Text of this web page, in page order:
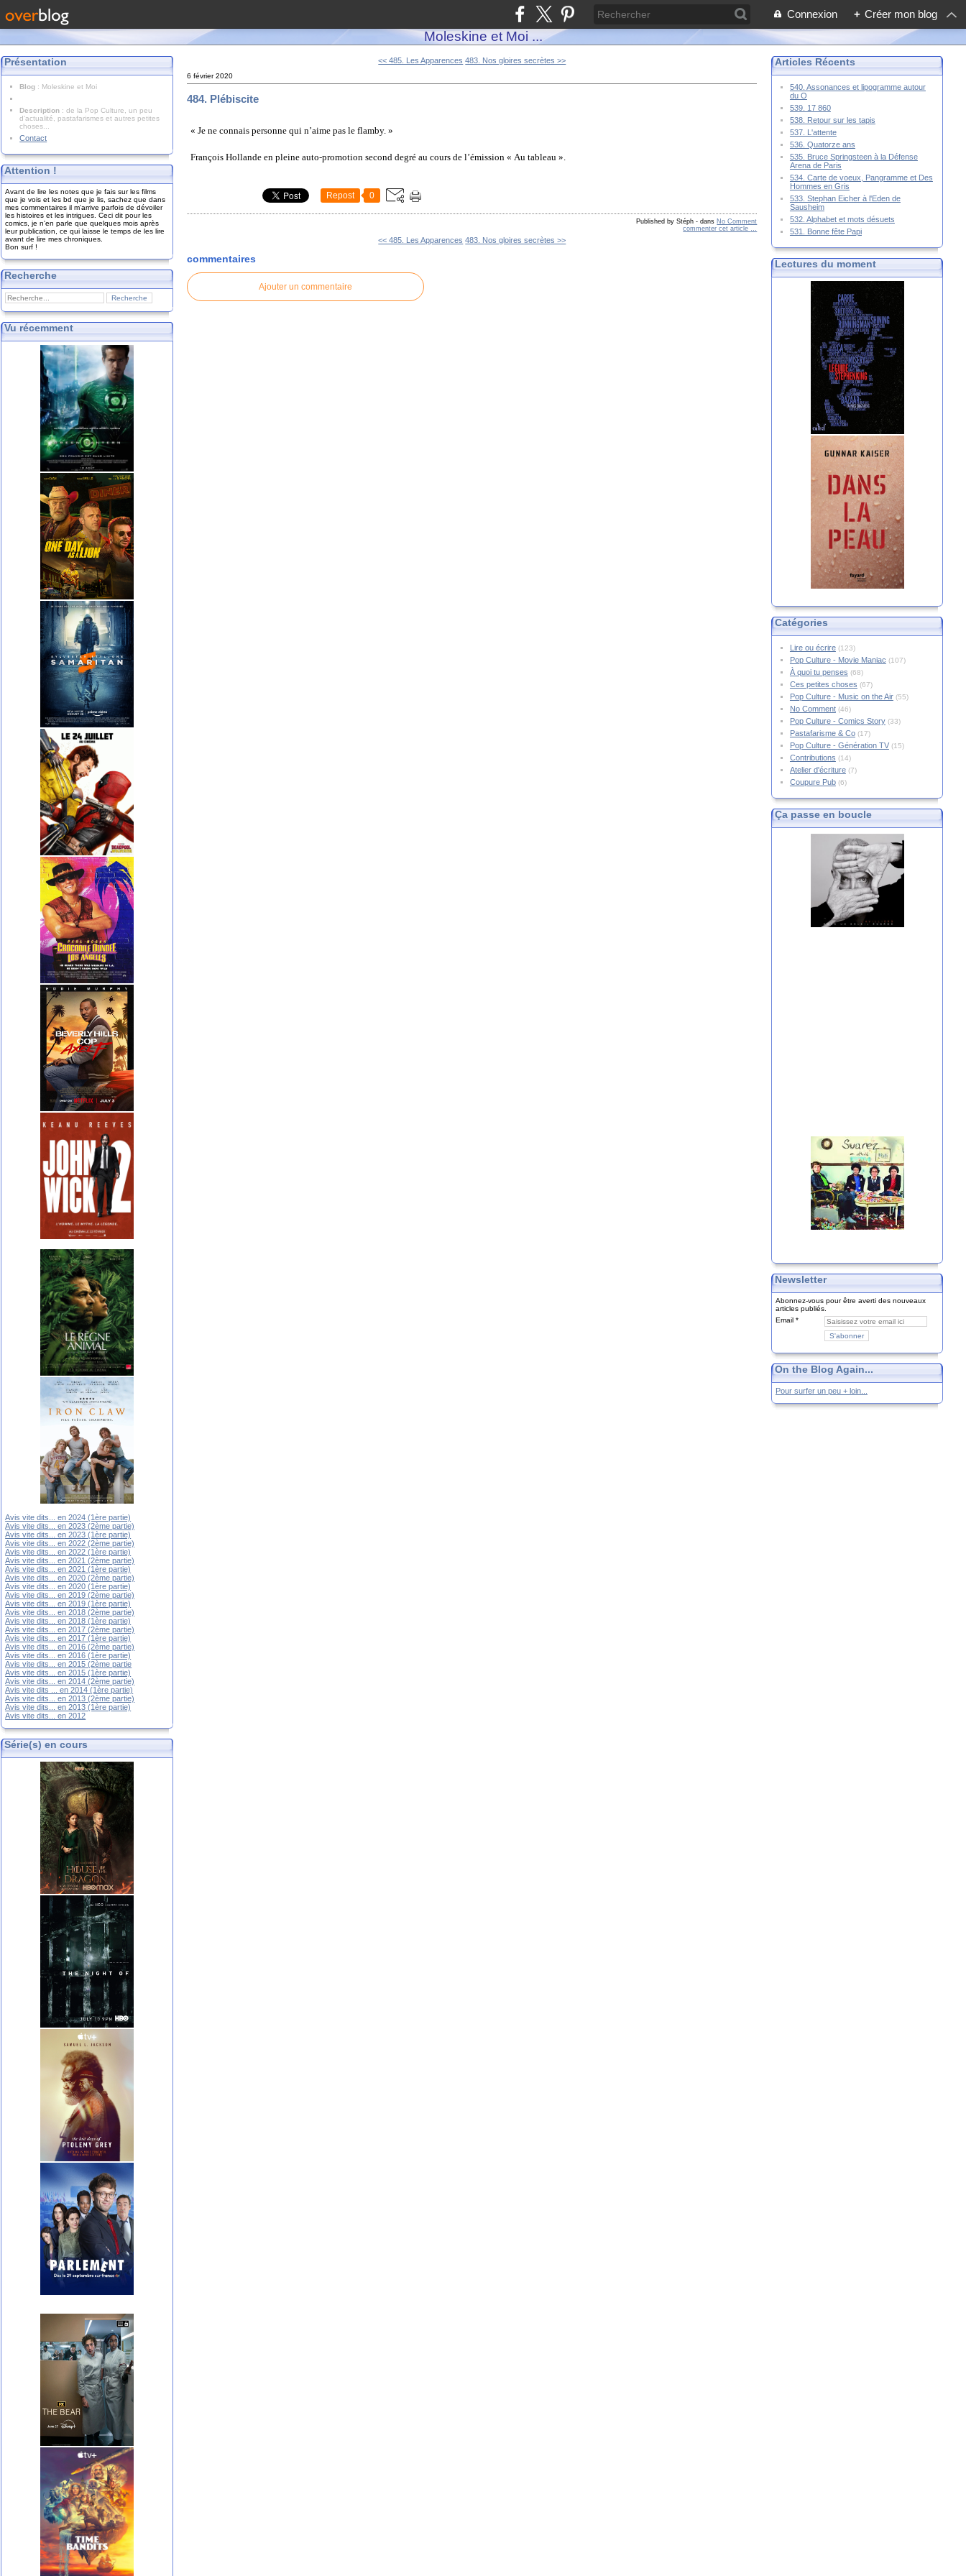
Connexion + Créer mon blog
Moleskine et Moi ...
Présentation
Blog : Moleskine et Moi
Description : de la Pop Culture, un peu
d'actualité, pastafarismes et autres petites
choses...
Contact
Attention !
Avant de lire les notes que je fais sur les films
que je vois et les bd que je lis, sachez que dans
mes commentaires il m'arrive parfois de dévoiler
les histoires et les intrigues. Ceci dit pour les
comics, je n'en parle que quelques mois après
leur publication, ce qui laisse le temps de les lire
avant de lire mes chroniques.
Bon surf !
Recherche
Vu récemment
Avis vite dits... en 2024 (1ère partie)
Avis vite dits... en 2023 (2ème partie)
Avis vite dits... en 2023 (1ère partie)
Avis vite dits... en 2022 (2ème partie)
Avis vite dits... en 2022 (1ère partie)
Avis vite dits... en 2021 (2ème partie)
Avis vite dits... en 2021 (1ère partie)
Avis vite dits... en 2020 (2ème partie)
Avis vite dits... en 2020 (1ère partie)
Avis vite dits... en 2019 (2ème partie)
Avis vite dits... en 2019 (1ère partie)
Avis vite dits... en 2018 (2ème partie)
Avis vite dits... en 2018 (1ère partie)
Avis vite dits... en 2017 (2ème partie)
Avis vite dits... en 2017 (1ère partie)
Avis vite dits... en 2016 (2ème partie)
Avis vite dits... en 2016 (1ère partie)
Avis vite dits... en 2015 (2ème partie
Avis vite dits... en 2015 (1ère partie)
Avis vite dits... en 2014 (2ème partie)
Avis vite dits ... en 2014 (1ère partie)
Avis vite dits... en 2013 (2ème partie)
Avis vite dits... en 2013 (1ère partie)
Avis vite dits... en 2012
Série(s) en cours
<< 485. Les Apparences 483. Nos gloires secrètes >>
6 février 2020
484. Plébiscite
« Je ne connais personne qui n’aime pas le flamby. »
François Hollande en pleine auto-promotion second degré au cours de l’émission « Au tableau ».
Repost 0
Published by Stéph - dans No Comment
commenter cet article …
<< 485. Les Apparences 483. Nos gloires secrètes >>
commentaires
Ajouter un commentaire
Articles Récents
540. Assonances et lipogramme autour
du O
539. 17 860
538. Retour sur les tapis
537. L'attente
536. Quatorze ans
535. Bruce Springsteen à la Défense
Arena de Paris
534. Carte de voeux, Pangramme et Des
Hommes en Gris
533. Stephan Eicher à l'Eden de
Sausheim
532. Alphabet et mots désuets
531. Bonne fête Papi
Lectures du moment
Catégories
Lire ou écrire(123)
Pop Culture - Movie Maniac (107)
À quoi tu penses (68)
Ces petites choses (67)
Pop Culture - Music on the Air(55)
No Comment(46)
Pop Culture - Comics Story(33)
Pastafarisme & Co(17)
Pop Culture - Génération TV(15)
Contributions (14)
Atelier d'écriture(7)
Coupure Pub(6)
Ça passe en boucle
Newsletter
Abonnez-vous pour être averti des nouveaux
articles publiés.
Email
On the Blog Again...
Pour surfer un peu + loin...